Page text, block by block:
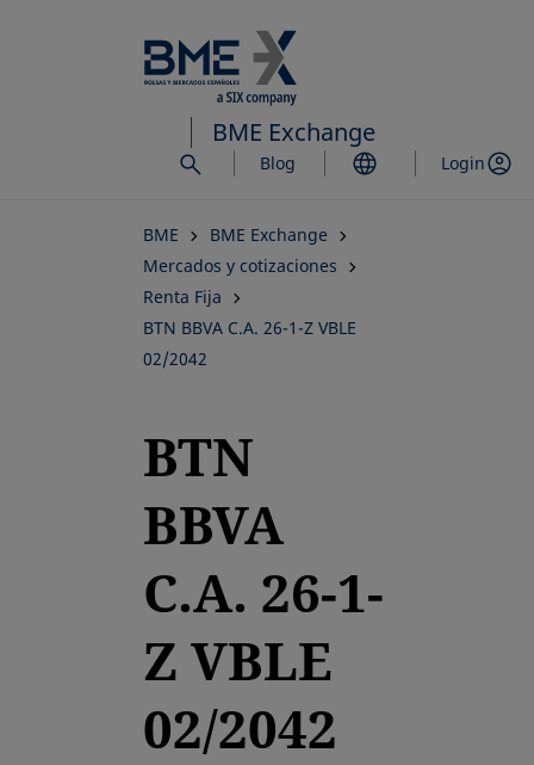
al
contenido
principal
BME Exchange
Blog Login
BME
BME Exchange
Mercados y cotizaciones
Renta Fija
BTN BBVA C.A. 26-1-Z VBLE
02/2042
BTN
BBVA
C.A. 26-1-
Z VBLE
02/2042